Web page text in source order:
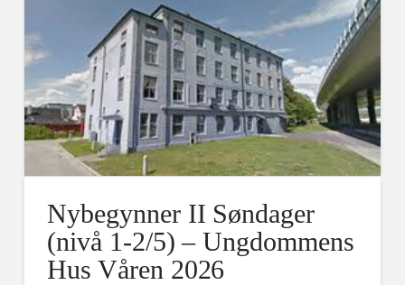
Nybegynner II Søndager
(nivå 1-2/5) – Ungdommens
Hus Våren 2026